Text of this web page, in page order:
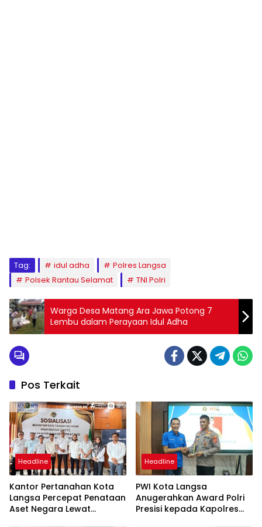
Tag: idul adha
Polres Langsa
Polsek Rantau Selamat
TNI Polri
Warga Desa Matang Ara Jawa Potong 7
Lembu dalam Perayaan Idul Adha
Pos Terkait
Headline
Kantor Pertanahan Kota
Langsa Percepat Penataan
Aset Negara Lewat
Headline
PWI Kota Langsa
Anugerahkan Award Polri
Presisi kepada Kapolres